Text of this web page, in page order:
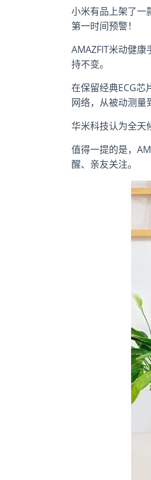
小米有品上架了一
第一时间预警！
AMAZFIT米动健
持不变。
在保留经典ECG
网络，从被动测量
华米科技认为全天
值得一提的是，
醒、亲友关注。